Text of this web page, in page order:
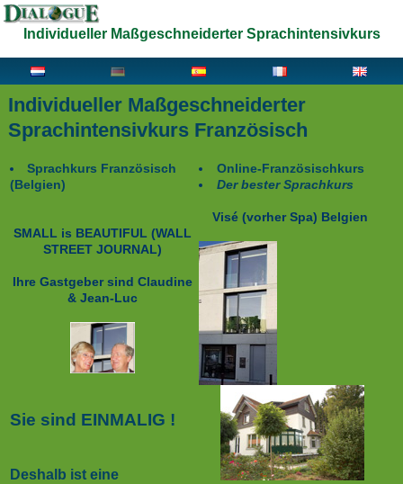
Individueller Maßgeschneiderter Sprachintensivkurs
Individueller Maßgeschneiderter
Sprachintensivkurs Französisch
Sprachkurs Französisch
(Belgien)
SMALL is BEAUTIFUL(WALL
STREET JOURNAL)
Ihre Gastgeber sind Claudine
& Jean-Luc
Sie sind EINMALIG !
Deshalb ist eine
Online-Französischkurs
Der bester Sprachkurs
Visé (vorher Spa) Belgien